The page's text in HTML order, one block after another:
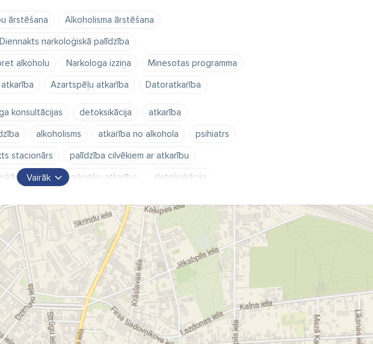
ārstēšana
Alkoholisma ārstēšana
Diennakts narkoloģiskā palīdzība
alkoholu Narkologa izziņa
Minesotas programma
Azartspēļu atkarība Datoratkarība
konsultācijas detoksikācija
atkarība
alkoholisms atkarība no alkohola
psihiatrs
stacionārs
palīdzība cilvēkiem ar atkarību
vielām narkotiku atkarība
detoksikācija
heroīns amfetamīns narkomānija
narkomāns
narkomāniem
anonīma diennakts ārsta narkologa palīdzība
palīdzība
narkologa izbraukumi
uz darba vietu
paģiru sindroms
noņemšana lomkas
palīdzība pēc dzeršanas
Vairāk